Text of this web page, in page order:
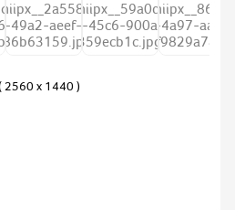
v15
2560 x 1440 )